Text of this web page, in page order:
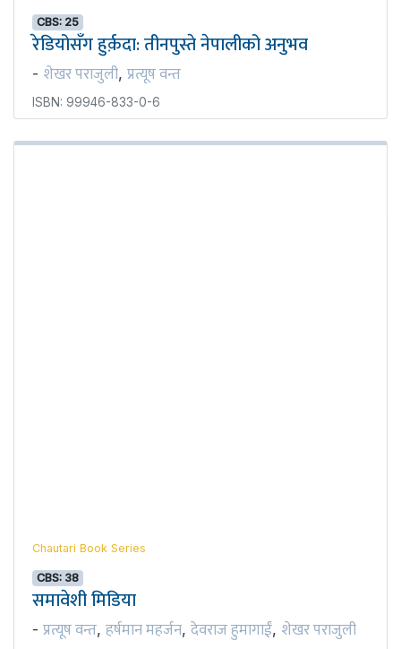
CBS: 25
रेडियोसँग हुर्क़दा: तीनपुस्ते नेपालीको अनुभव
- शेखर पराजुली, प्रत्यूष वन्त
ISBN: 99946-833-0-6
Chautari Book Series
CBS: 38
समावेशी मिडिया
- प्रत्यूष वन्त, हर्षमान महर्जन, देवराज हुमागाईं, शेखर पराजुली